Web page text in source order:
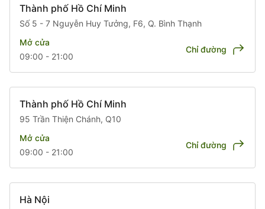
Thành phố Hồ Chí Minh
Số 5 - 7 Nguyễn Huy Tưởng, F6, Q. Bình Thạnh
Mở cửa
09:00 - 21:00
Chỉ đường
Thành phố Hồ Chí Minh
95 Trần Thiện Chánh, Q10
Mở cửa
09:00 - 21:00
Chỉ đường
Hà Nội